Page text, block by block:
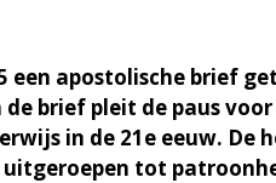
een apostolische brief
de brief pleit de paus voor
in de 21e eeuw. De
uit­ge­roe­pen tot